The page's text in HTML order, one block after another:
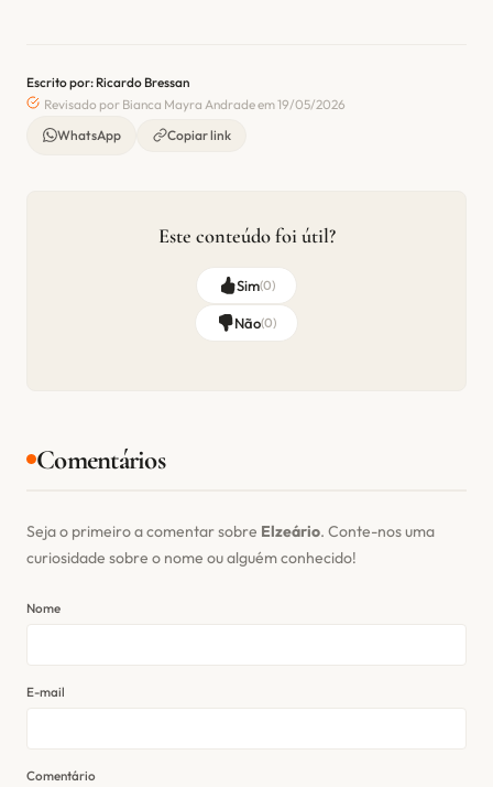
Escrito por: Ricardo Bressan
Revisado por Bianca Mayra Andrade em 19/05/2026
WhatsApp
Copiar link
Este conteúdo foi útil?
Sim(0)
Não(0)
Comentários
Seja o primeiro a comentar sobre Elzeário. Conte-nos uma
curiosidade sobre o nome ou alguém conhecido!
Nome
E-mail
Comentário